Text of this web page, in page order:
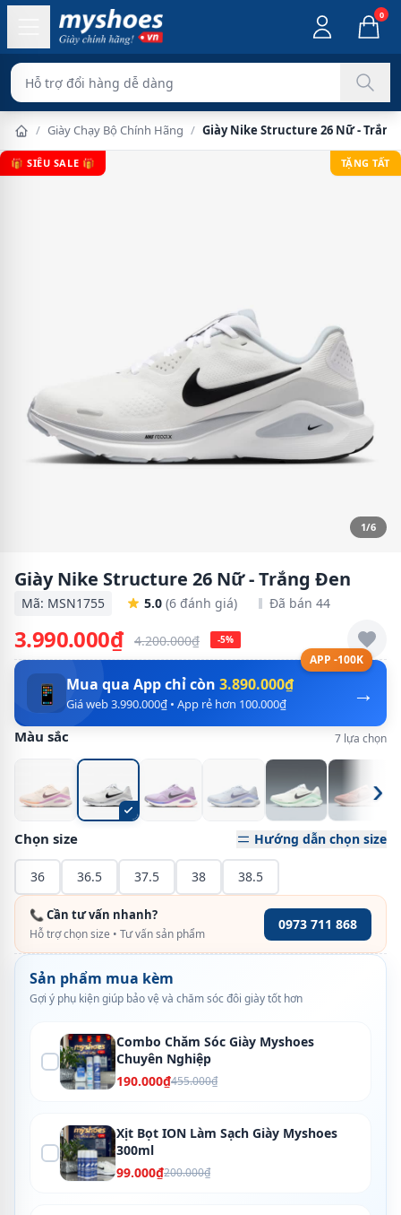
0
Hỗ trợ đổi hàng dễ dàng
/ Giày Chạy Bộ Chính Hãng / Giày Nike Structure 26 Nữ -
🎁 SIÊU SALE 🎁 TẶNG TẤT
1/6
Giày Nike Structure 26 Nữ - Trắng Đen
Mã: MSN1755 5.0 (6 đánh giá) Đã bán 44
3.990.000₫ 4.200.000₫ -5%
APP -100K
→
📱 Mua qua App chỉ còn 3.890.000₫
Giá web 3.990.000₫ • App rẻ hơn 100.000₫
Màu sắc 7 lựa chọn
›
Chọn size Hướng dẫn chọn size
36 36.5 37.5 38 38.5
📞 Cần tư vấn nhanh?
Hỗ trợ chọn size • Tư vấn sản phẩm
0973 711 868
Sản phẩm mua kèm
Gợi ý phụ kiện giúp bảo vệ và chăm sóc đôi giày tốt hơn
Combo Chăm Sóc Giày Myshoes
Chuyên Nghiệp
190.000₫455.000₫
Xịt Bọt ION Làm Sạch Giày Myshoes
300ml
99.000₫200.000₫